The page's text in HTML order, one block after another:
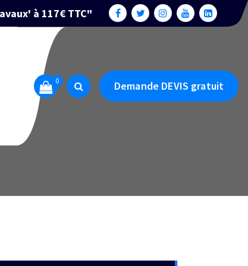
à 117€ TTC"
0 Demande DEVIS gratuit